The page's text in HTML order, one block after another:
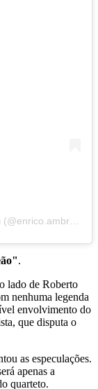
.
lado de Roberto
nenhuma legenda
envolvimento do
que disputa o
as especulações.
apenas a
quarteto.